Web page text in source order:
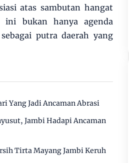
atas sambutan hangat
ini bukan hanya agenda
putra daerah yang
Yang Jadi Ancaman Abrasi
Jambi Hadapi Ancaman
Tirta Mayang Jambi Keruh